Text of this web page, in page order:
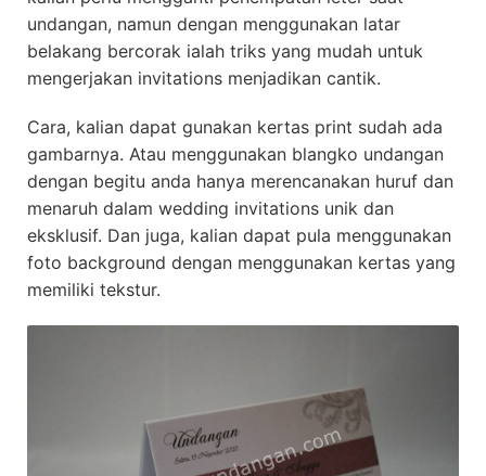
undangan, namun dengan menggunakan latar
belakang bercorak ialah triks yang mudah untuk
mengerjakan invitations menjadikan cantik.
Cara, kalian dapat gunakan kertas print sudah ada
gambarnya. Atau menggunakan blangko undangan
dengan begitu anda hanya merencanakan huruf dan
menaruh dalam wedding invitations unik dan
eksklusif. Dan juga, kalian dapat pula menggunakan
foto background dengan menggunakan kertas yang
memiliki tekstur.